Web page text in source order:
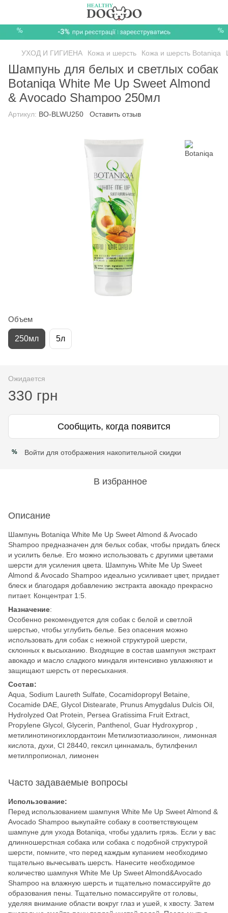
УХОД И ГИГИЕНА Кожа и шерсть Кожа и шерсть Botaniqa
Шампунь для белых и светлых собак
Botaniqa White Me Up Sweet Almond
& Avocado Shampoo 250мл
Артикул: BO-BLWU250 Оставить отзыв
Объем
250мл 5л
Ожидается
330 грн
Сообщить, когда появится
% Войти для отображения накопительной скидки
В избранное
Описание
Шампунь Botaniqa White Me Up Sweet Almond & Avocado
Shampoo предназначен для белых собак, чтобы придать блеск
и усилить белье. Его можно использовать с другими цветами
шерсти для усиления цвета. Шампунь White Me Up Sweet
Almond & Avocado Shampoo идеально усиливает цвет, придает
блеск и благодаря добавлению экстракта авокадо прекрасно
питает. Концентрат 1:5.
Назначение:
Особенно рекомендуется для собак с белой и светлой
шерстью, чтобы углубить белье. Без опасения можно
использовать для собак с нежной структурой шерсти,
склонных к высыханию. Входящие в состав шампуня экстракт
авокадо и масло сладкого миндаля интенсивно увлажняют и
защищают шерсть от пересыхания.
Состав:
Aqua, Sodium Laureth Sulfate, Cocamidopropyl Betaine,
Cocamide DAE, Glycol Distearate, Prunus Amygdalus Dulcis Oil,
Hydrolyzed Oat Protein, Persea Gratissima Fruit Extract,
Propylene Glycol, Glycerin, Panthenol, Guar Hydroxyprop ,
метилинотиногихлордантоин Метилизотиазолинон, лимонная
кислота, духи, CI 28440, гексил циннамаль, бутилфенил
метилпропионал, лимонен
Часто задаваемые вопросы
Использование:
Перед использованием шампуня White Me Up Sweet Almond &
Avocado Shampoo выкупайте собаку в соответствующем
шампуне для ухода Botaniqa, чтобы удалить грязь. Если у вас
длинношерстная собака или собака с подобной структурой
шерсти, помните, что перед каждым купанием необходимо
тщательно вычесывать шерсть. Нанесите необходимое
количество шампуня White Me Up Sweet Almond&Avocado
Shampoo на влажную шерсть и тщательно помассируйте до
образования пены. Тщательно помассируйте от головы,
уделяя внимание области вокруг глаз и ушей, к хвосту. Затем